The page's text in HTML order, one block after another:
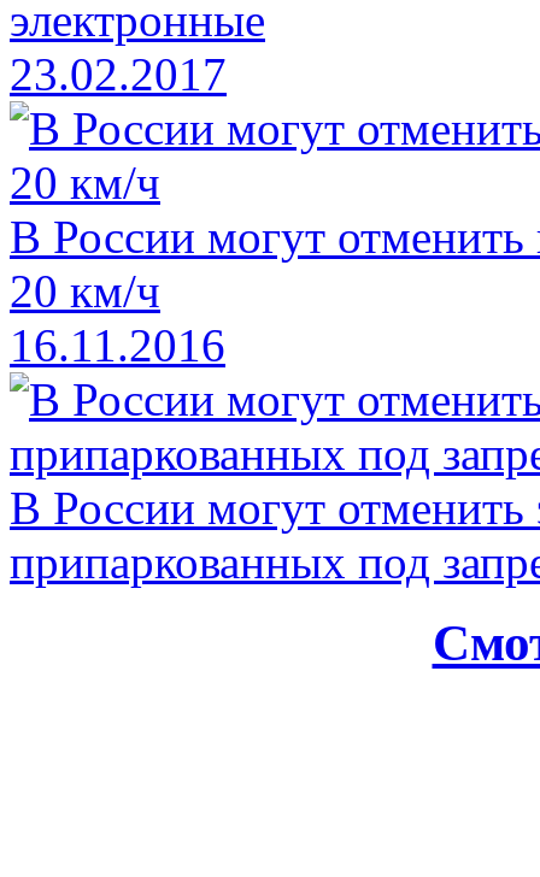
электронные
23.02.2017
В России могут
20 км/ч
16.11.2016
В России могут
припаркованных под